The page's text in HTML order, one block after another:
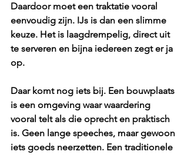
Daardoor moet een traktatie vooral
eenvoudig zijn. IJs is dan een slimme
keuze. Het is laagdrempelig, direct uit
te serveren en bijna iedereen zegt er ja
op.
Daar komt nog iets bij. Een bouwplaats
is een omgeving waar waardering
vooral telt als die oprecht en praktisch
is. Geen lange speeches, maar gewoon
iets goeds neerzetten. Een traditionele